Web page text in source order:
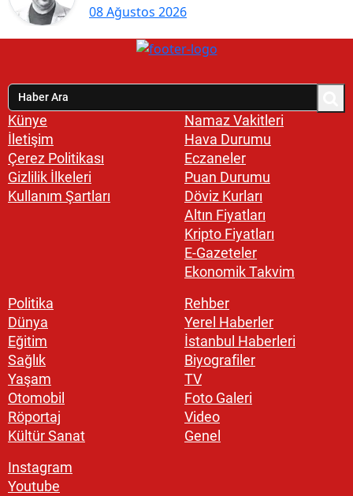
08 Ağustos 2026
Künye
İletişim
Çerez Politikası
Gizlilik İlkeleri
Kullanım Şartları
Namaz Vakitleri
Hava Durumu
Eczaneler
Puan Durumu
Döviz Kurları
Altın Fiyatları
Kripto Fiyatları
E-Gazeteler
Ekonomik Takvim
Politika
Dünya
Eğitim
Sağlık
Yaşam
Otomobil
Röportaj
Kültür Sanat
Rehber
Yerel Haberler
İstanbul Haberleri
Biyografiler
TV
Foto Galeri
Video
Genel
Instagram
Youtube